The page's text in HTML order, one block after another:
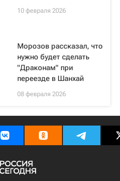
10 февраля 2026
Морозов рассказал, что
нужно будет сделать
"Драконам" при
переезде в Шанхай
08 февраля 2026